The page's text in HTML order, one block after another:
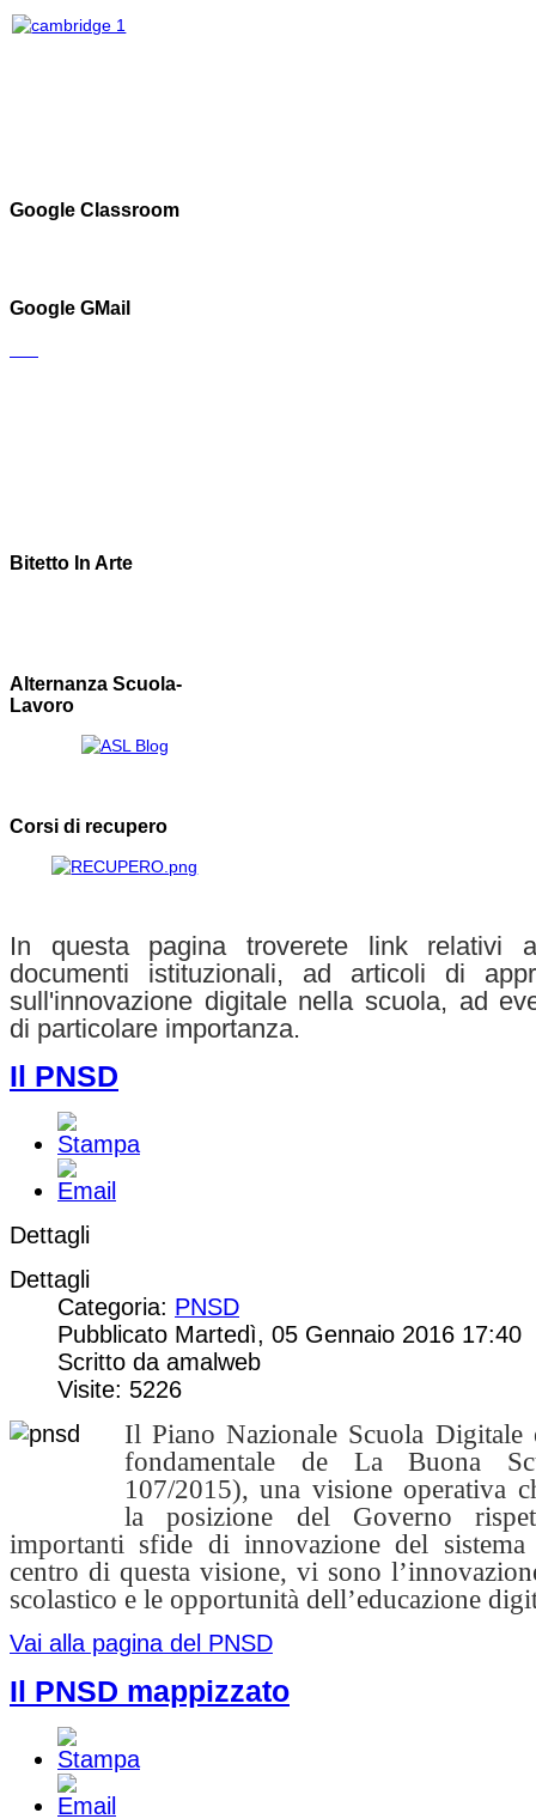
Google Classroom
Google GMail
Bitetto In Arte
Alternanza Scuola-
Lavoro
Corsi di recupero
In questa pagina troverete link relativi
documenti istituzionali, ad articoli di
sull'innovazione digitale nella scuola, ad
di particolare importanza.
Il PNSD
Dettagli
Dettagli
Categoria: PNSD
Pubblicato Martedì, 05 Gennaio 2016 17:40
Scritto da amalweb
Visite: 5226
Il Piano Nazionale Scuola Digitale
fondamentale de La Buona
107/2015), una visione operativa
la posizione del Governo
importanti sfide di innovazione del
centro di questa visione, vi sono
scolastico e le opportunità dell’educazione
Vai alla pagina del PNSD
Il PNSD mappizzato